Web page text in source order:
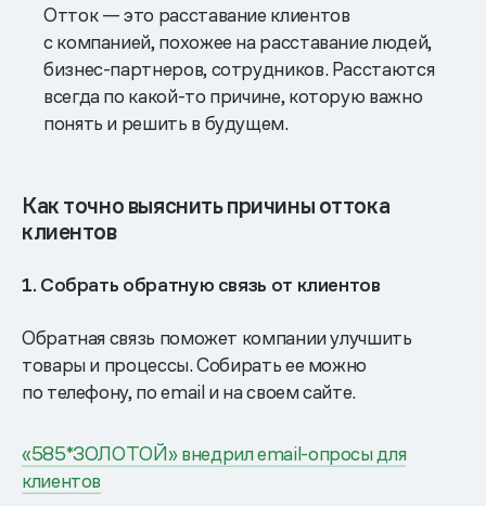
Отток — это расставание клиентов
с компанией, похожее на расставание людей,
бизнес-партнеров, сотрудников. Расстаются
всегда по какой-то причине, которую важно
понять и решить в будущем.
Как точно выяснить причины оттока
клиентов
1. Собрать обратную связь от клиентов
Обратная связь поможет компании улучшить
товары и процессы. Собирать ее можно
по телефону, по email и на своем сайте.
«585*ЗОЛОТОЙ» внедрил email-опросы для
клиентов